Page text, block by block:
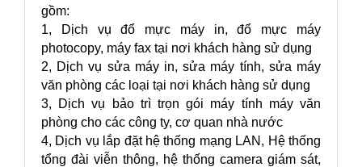
gồm:
1, Dịch vụ đổ mực máy in, đổ mực máy
photocopy, máy fax tại nơi khách hàng sử dụng
2, Dịch vụ sửa máy in, sửa máy tính, sửa máy
văn phòng các loại tại nơi khách hàng sử dụng
3, Dịch vụ bảo trì trọn gói máy tính máy văn
phòng cho các công ty, cơ quan nhà nước
4, Dịch vụ lắp đặt hệ thống mạng LAN, Hệ thống
tổng đài viễn thông, hệ thống camera giám sát,